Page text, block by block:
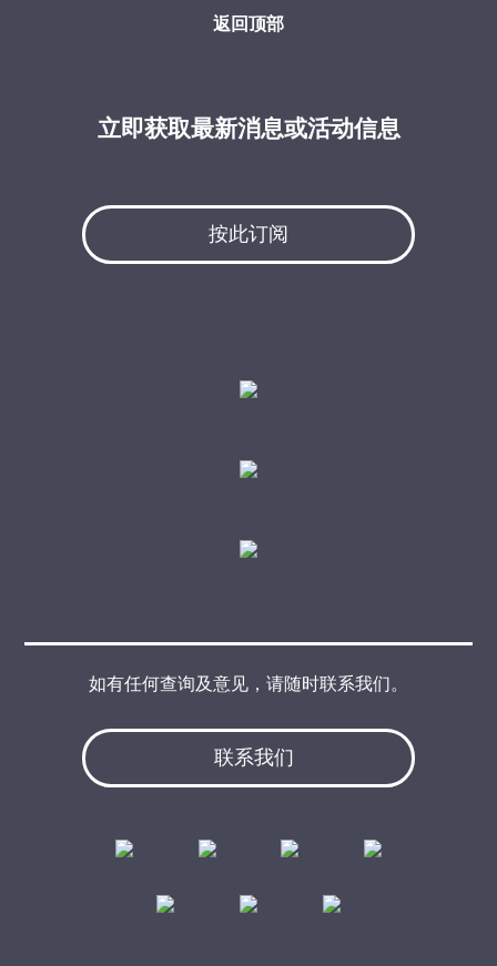
返回顶部
立即获取最新消息或活动信息
按此订阅
联系我们
如有任何查询及意见，请随时联系我们。